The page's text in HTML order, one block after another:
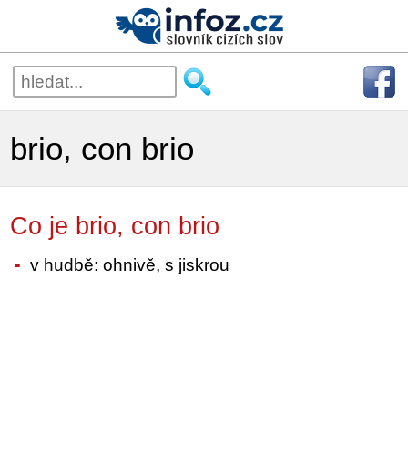
brio, con brio
Co je brio, con brio
v hudbě: ohnivě, s jiskrou